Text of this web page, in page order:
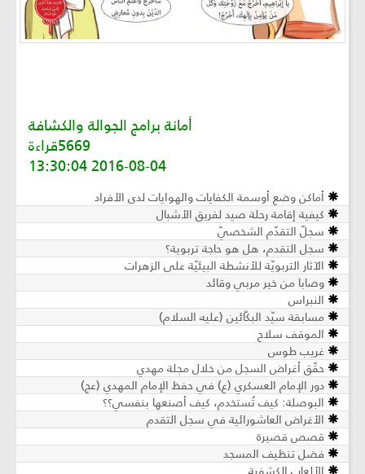
أمانة برامج الجوالة والكشافة
5669قراءة
2016-08-04 13:30:04
أماكن وضع أوسمة الكفايات والهوايات لدى الأفراد
كيفية إقامة رحلة صيد لفريق الأشبال
سجلّ التقدّم الشخصيّ
سجل التقدم، هل هو حاجة تربوية؟
الآثار التربويّة للأنشطة البيئيّة على الزهرات
وصابا من خير مربي وقائد
النبراس
مسابقة سيّد البكّائين (عليه السلام)
الموقف سلاح
غريب طوس
حقّق أغراض السجل من خلال مجلة مهدي
دور الإمام العسكري (ع) في حفظ الإمام المهدي (عج)
البوصلة: كيف تُستخدم، كيف أصنعها بنفسي؟؟
الأغراض العاشورائية في سجل التقدم
قصص قصيرة
فضل تنظيف المسجد